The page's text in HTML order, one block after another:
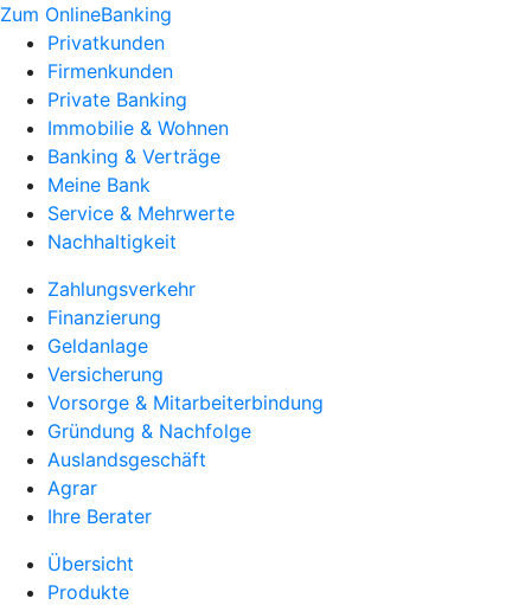
Zum OnlineBanking
Privatkunden
Firmenkunden
Private Banking
Immobilie & Wohnen
Banking & Verträge
Meine Bank
Service & Mehrwerte
Nachhaltigkeit
Zahlungsverkehr
Finanzierung
Geldanlage
Versicherung
Vorsorge & Mitarbeiterbindung
Gründung & Nachfolge
Auslandsgeschäft
Agrar
Ihre Berater
Übersicht
Produkte